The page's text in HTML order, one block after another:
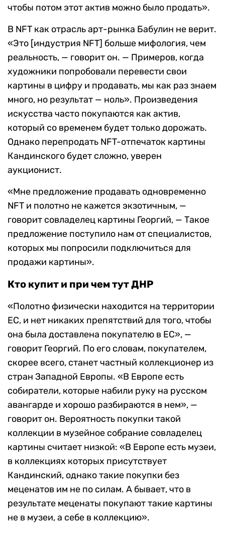
чтобы потом этот актив можно было продать».
В NFT как отрасль арт-рынка Бабулин не верит.
«Это [индустрия NFT] больше мифология, чем
реальность, — говорит он. — Примеров, когда
художники попробовали перевести свои
картины в цифру и продавать, мы как раз знаем
много, но результат — ноль». Произведения
искусства часто покупаются как актив,
который со временем будет только дорожать.
Однако перепродать NFT-отпечаток картины
Кандинского будет сложно, уверен
аукционист.
«Мне предложение продавать одновременно
NFT и полотно не кажется экзотичным, —
говорит совладелец картины Георгий, — Такое
предложение поступило нам от специалистов,
которых мы попросили подключиться для
продажи картины».
Кто купит и при чем тут ДНР
«Полотно физически находится на территории
ЕС, и нет никаких препятствий для того, чтобы
она была доставлена покупателю в ЕС», —
говорит Георгий. По его словам, покупателем,
скорее всего, станет частный коллекционер из
стран Западной Европы. «В Европе есть
собиратели, которые набили руку на русском
авангарде и хорошо разбираются в нем», —
говорит он. Вероятность покупки такой
коллекции в музейное собрание совладелец
картины считает низкой: «В Европе есть музеи,
в коллекциях которых присутствует
Кандинский, однако такие покупки без
меценатов им не по силам. А бывает, что в
результате меценаты покупают такие картины
не в музеи, а себе в коллекцию».